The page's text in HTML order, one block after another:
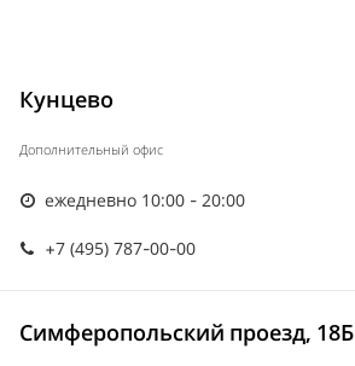
Кунцево
Дополнительный офис
ежедневно 10:00 - 20:00
+7 (495) 787-00-00
Симферопольский проезд, 18Б